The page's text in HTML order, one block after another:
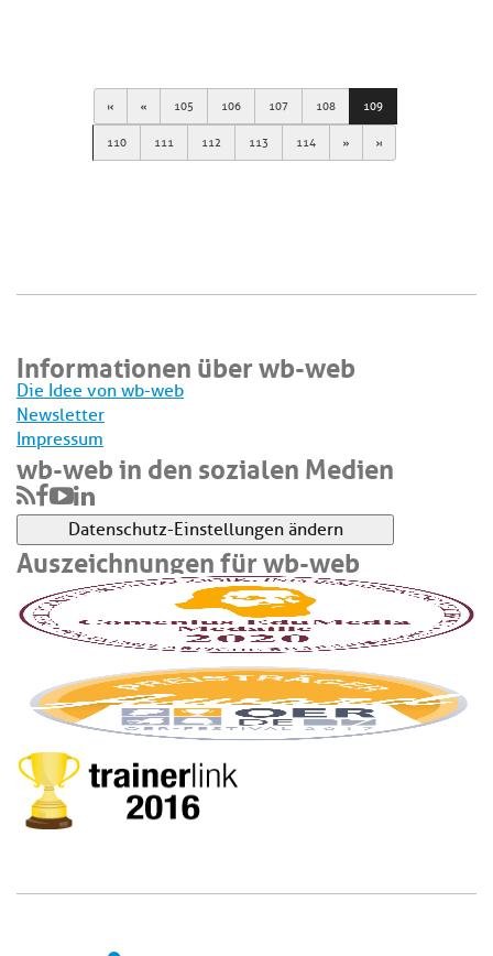
First Previous
105 106 107 108 109
110 111 112 113 114 Next Last
Informationen über wb-web
Die Idee von wb-web
Newsletter
Impressum
wb-web in den sozialen Medien
Datenschutz-Einstellungen ändern
Auszeichnungen für wb-web